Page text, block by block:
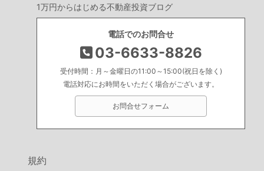
1万円からはじめる不動産投資ブログ
電話でのお問合せ
03-6633-8826
受付時間：月～金曜日の11:00～15:00(祝日を除く)
電話対応にお時間をいただく場合がございます。
お問合せフォーム
規約